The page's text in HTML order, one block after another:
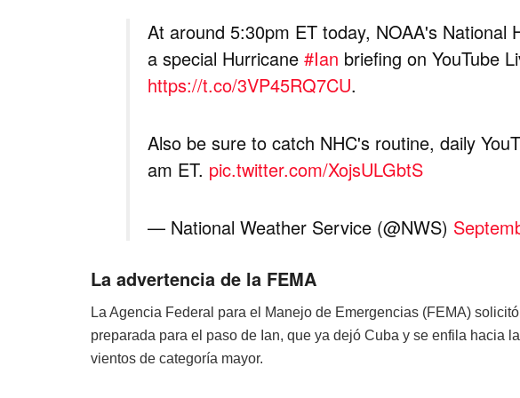
At around 5:30pm ET today, NOAA's National
a special Hurricane #Ian briefing on YouTube
https://t.co/3VP45RQ7CU.
Also be sure to catch NHC's routine, daily
am ET. pic.twitter.com/XojsULGbtS
— National Weather Service (@NWS)
La advertencia de la FEMA
La Agencia Federal para el Manejo de Emergencias (FEMA)
preparada para el paso de Ian, que ya dejó Cuba y se enfila hacia
vientos de categoría mayor.